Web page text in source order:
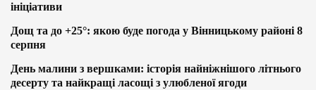
ініціативи
Дощ та до +25°: якою буде погода у Вінницькому районі 8
серпня
День малини з вершками: історія найніжнішого літнього
десерту та найкращі ласощі з улюбленої ягоди